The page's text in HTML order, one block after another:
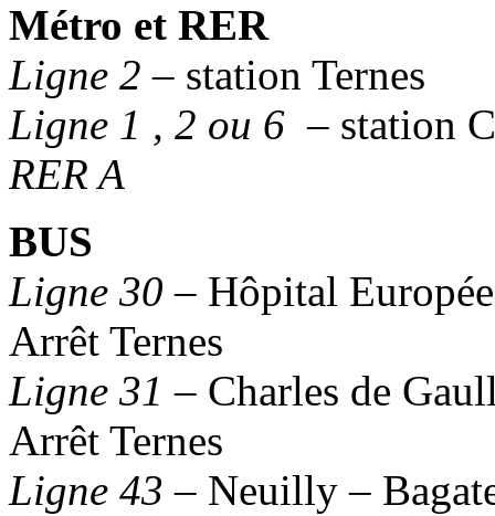
Métro et RER
Ligne 2– station Ternes
Ligne 1 , 2 ou 6 – station
RER A
BUS
Ligne 30 – Hôpital
Arrêt Ternes
Ligne 31 – Charles de
Arrêt Ternes
Ligne 43 – Neuilly –